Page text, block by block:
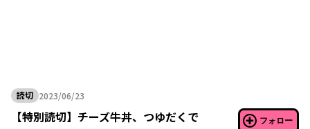
読切 2023/06/23
2023年06月23日
【特別読切】 チーズ牛丼、つゆだくで フォロー